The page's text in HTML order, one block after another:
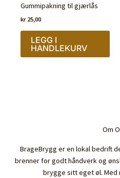
Gummipakning til gjærlås
kr25,00
LEGG I
HANDLEKURV
Om
BrageBrygg er en lokal bedrift
brenner for godt håndverk og
brygge sitt eget øl.